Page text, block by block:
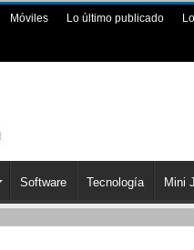
Móviles Lo último publicado
Software Tecnología Mini